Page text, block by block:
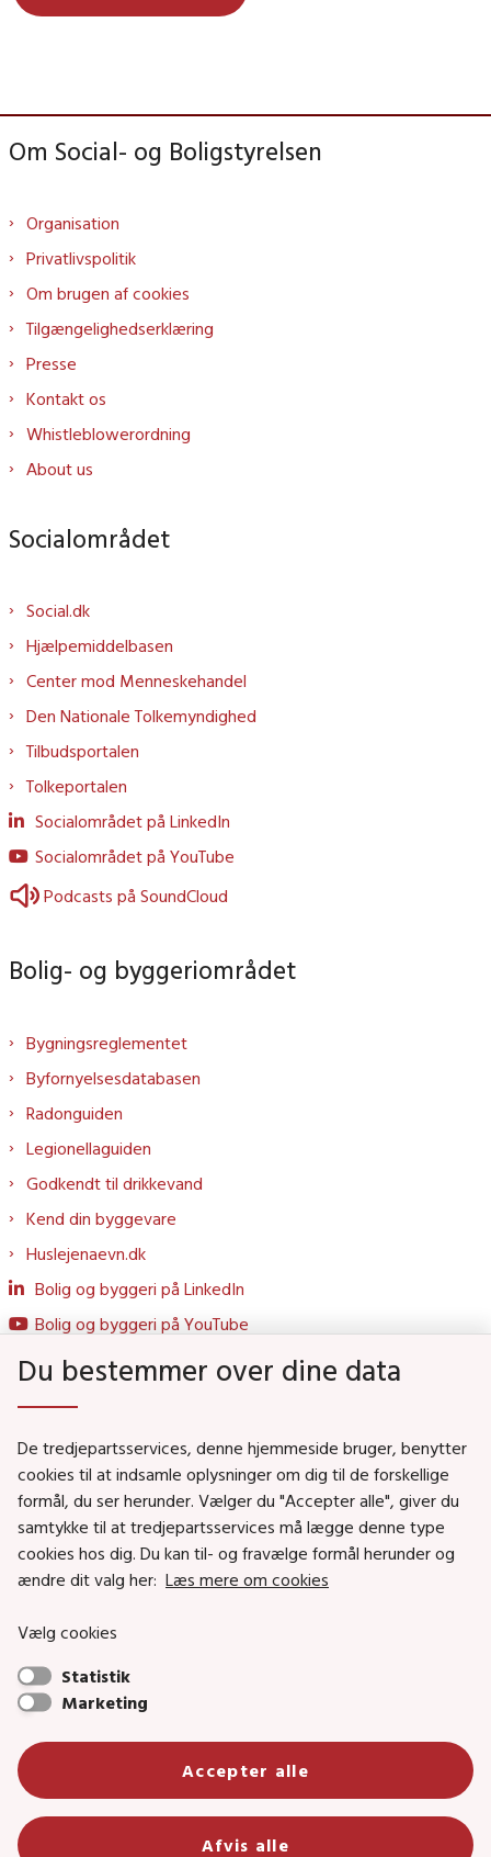
Om Social- og Boligstyrelsen
Organisation
Privatlivspolitik
Om brugen af cookies
Tilgængelighedserklæring
Presse
Kontakt os
Whistleblowerordning
About us
Socialområdet
Social.dk
Hjælpemiddelbasen
Center mod Menneskehandel
Den Nationale Tolkemyndighed
Tilbudsportalen
Tolkeportalen
Socialområdet på LinkedIn
Socialområdet på YouTube
Podcasts på SoundCloud
Bolig- og byggeriområdet
Bygningsreglementet
Byfornyelsesdatabasen
Radonguiden
Legionellaguiden
Godkendt til drikkevand
Kend din byggevare
Huslejenaevn.dk
Bolig og byggeri på LinkedIn
Bolig og byggeri på YouTube
Social- og Boligministeriet
Job i Social- og Boligstyrelsen
Puljer og tilskud
Nyhedsbreve
Social- og Boligstyrelsens nyheder som RSS feed
Social- og Boligstyrelsen • Tlf.: 72 42 37 00 •
sikkermail• EAN-nr.: 5798000354838 • CVR-nr.:
26144698
Primær adresse og reception: Lerchesgade 35, 5, 5000 Odense C •
Bolig- og byggeriområdet: Holmens kanal 22, 1060 København K
Du bestemmer over dine data
De tredjepartsservices, denne hjemmeside bruger, benytter
cookies til at indsamle oplysninger om dig til de forskellige
formål, du ser herunder. Vælger du "Accepter alle", giver du
samtykke til at tredjepartsservices må lægge denne type
cookies hos dig. Du kan til- og fravælge formål herunder og
ændre dit valg her: Læs mere om cookies
Vælg cookies
Statistik
Marketing
Accepter alle
Afvis alle